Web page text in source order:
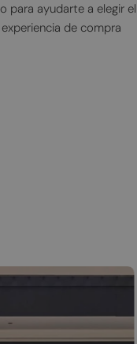
para ayudarte a elegir el
de compra
para ayudarte a elegir el
de compra